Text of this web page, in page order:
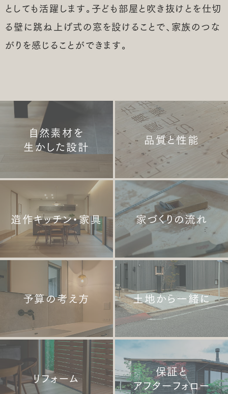
としても活躍します。子ども部屋と吹き抜けとを仕切
る壁に跳ね上げ式の窓を設けることで、家族のつな
がりを感じることができます。
自然素材を
生かした設計
品質と性能
造作キッチン・家具 家づくりの流れ
予算の考え方 土地から一緒に
リフォーム
保証と
アフターフォロー